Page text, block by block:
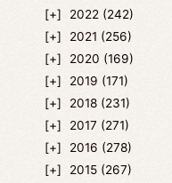
2022 (242)
2021 (256)
2020 (169)
2019 (171)
2018 (231)
2017 (271)
2016 (278)
2015 (267)